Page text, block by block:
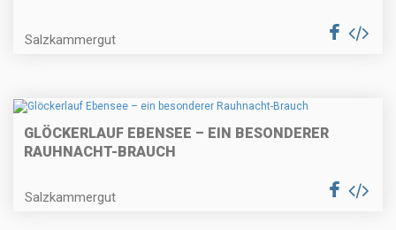
Salzkammergut
GLÖCKERLAUF EBENSEE – EIN BESONDERER
RAUHNACHT-BRAUCH
Salzkammergut